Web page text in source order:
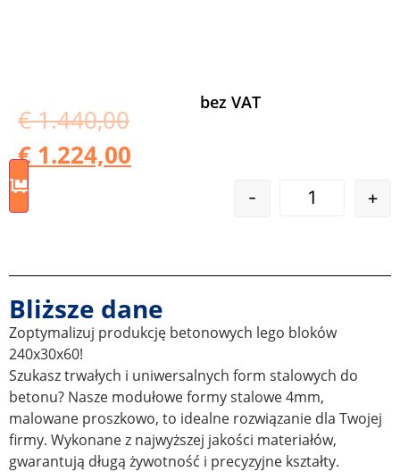
€1.440,00
€ 1.224,00
bez VAT
- +
Bliższe dane
Zoptymalizuj produkcję betonowych lego bloków
240x30x60!
Szukasz trwałych i uniwersalnych form stalowych do
betonu? Nasze modułowe formy stalowe 4mm,
malowane proszkowo, to idealne rozwiązanie dla Twojej
firmy. Wykonane z najwyższej jakości materiałów,
gwarantują długą żywotność i precyzyjne kształty.